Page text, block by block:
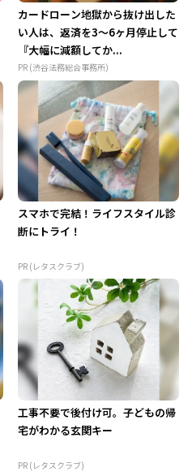
カードローン地獄から抜け出した
い人は、返済を3～6ヶ月停止して
『大幅に減額してか...
PR (渋谷法務総合事務所)
スマホで完結！ライフスタイル診
断にトライ！
PR (レタスクラブ)
工事不要で後付け可。子どもの帰
宅がわかる玄関キー
PR (レタスクラブ)